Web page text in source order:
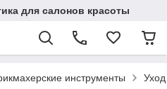
для салонов красоты
инструменты